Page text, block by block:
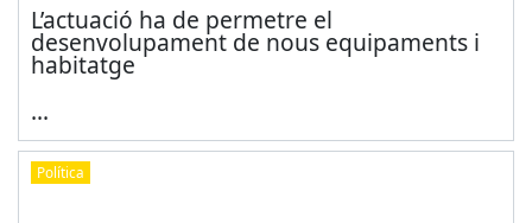
L’actuació ha de permetre el
desenvolupament de nous equipaments i
habitatge
...
Política